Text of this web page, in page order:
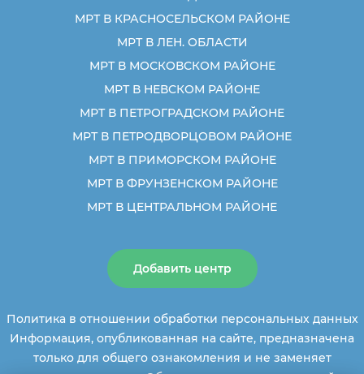
МРТ В КРАСНОСЕЛЬСКОМ РАЙОНЕ
МРТ В ЛЕН. ОБЛАСТИ
МРТ В МОСКОВСКОМ РАЙОНЕ
МРТ В НЕВСКОМ РАЙОНЕ
МРТ В ПЕТРОГРАДСКОМ РАЙОНЕ
МРТ В ПЕТРОДВОРЦОВОМ РАЙОНЕ
МРТ В ПРИМОРСКОМ РАЙОНЕ
МРТ В ФРУНЗЕНСКОМ РАЙОНЕ
МРТ В ЦЕНТРАЛЬНОМ РАЙОНЕ
Добавить центр
Политика в отношении обработки персональных данных
Информация, опубликованная на сайте, предназначена
только для общего ознакомления и не заменяет